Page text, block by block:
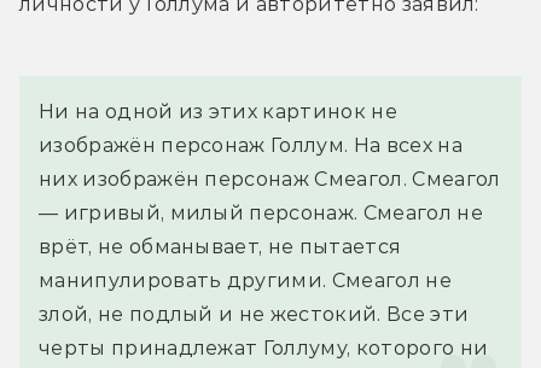
Ни на одной из этих картинок не
изображён персонаж Голлум. На всех на
них изображён персонаж Смеагол. Смеагол
— игривый, милый персонаж. Смеагол не
врёт, не обманывает, не пытается
манипулировать другими. Смеагол не
злой, не подлый и не жестокий. Все эти
черты принадлежат Голлуму, которого ни